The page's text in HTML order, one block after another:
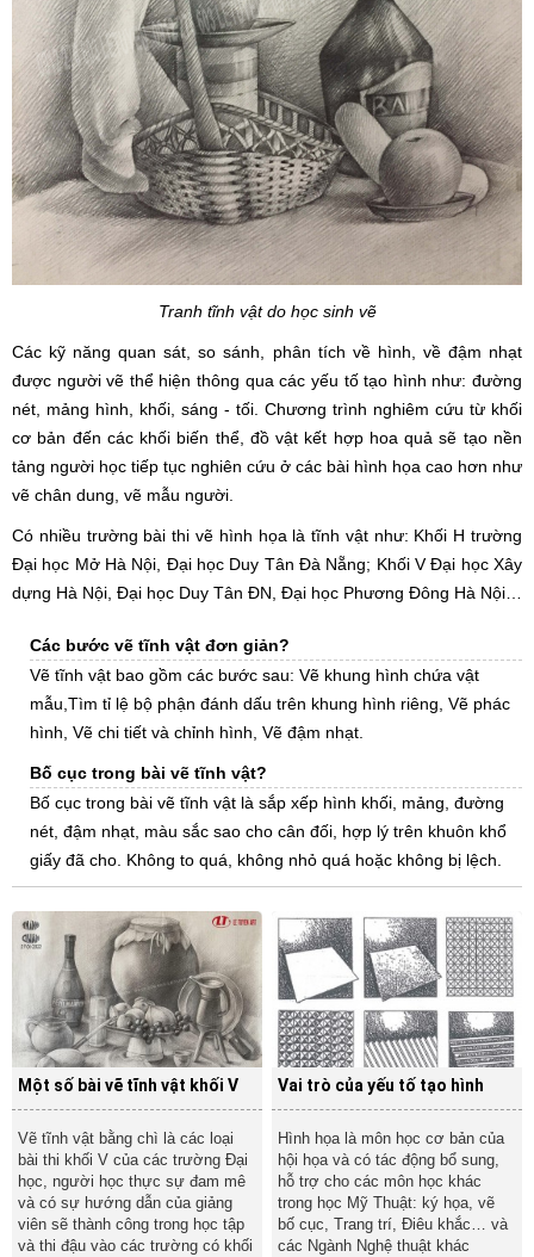
Tranh tĩnh vật do học sinh vẽ
Các kỹ năng quan sát, so sánh, phân tích về hình, về đậm nhạt
được người vẽ thể hiện thông qua các yếu tố tạo hình như: đường
nét, mảng hình, khối, sáng - tối. Chương trình nghiêm cứu từ khối
cơ bản đến các khối biến thể, đồ vật kết hợp hoa quả sẽ tạo nền
tảng người học tiếp tục nghiên cứu ở các bài hình họa cao hơn như
vẽ chân dung, vẽ mẫu người.
Có nhiều trường bài thi vẽ hình họa là tĩnh vật như: Khối H trường
Đại học Mở Hà Nội, Đại học Duy Tân Đà Nẵng; Khối V Đại học Xây
dựng Hà Nội, Đại học Duy Tân ĐN, Đại học Phương Đông Hà Nội…
Các bước vẽ tĩnh vật đơn giản?
Vẽ tĩnh vật bao gồm các bước sau: Vẽ khung hình chứa vật
mẫu,Tìm tỉ lệ bộ phận đánh dấu trên khung hình riêng, Vẽ phác
hình, Vẽ chi tiết và chỉnh hình, Vẽ đậm nhạt.
Bố cục trong bài vẽ tĩnh vật?
Bố cục trong bài vẽ tĩnh vật là sắp xếp hình khối, mảng, đường
nét, đậm nhạt, màu sắc sao cho cân đối, hợp lý trên khuôn khổ
giấy đã cho. Không to quá, không nhỏ quá hoặc không bị lệch.
Một số bài vẽ tĩnh vật khối V
Vẽ tĩnh vật bằng chì là các loại
bài thi khối V của các trường Đại
học, người học thực sự đam mê
và có sự hướng dẫn của giảng
viên sẽ thành công trong học tập
và thi đậu vào các trường có khối
Vai trò của yếu tố tạo hình
Hình họa là môn học cơ bản của
hội họa và có tác động bổ sung,
hỗ trợ cho các môn học khác
trong học Mỹ Thuật: ký họa, vẽ
bố cục, Trang trí, Điêu khắc… và
các Ngành Nghệ thuật khác